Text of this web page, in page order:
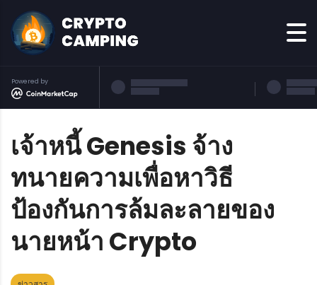
Powered by
เจ้าหนี้ Genesis จ้าง
ทนายความเพื่อหาวิธี
ป้องกันการล้มละลายของ
นายหน้า Crypto